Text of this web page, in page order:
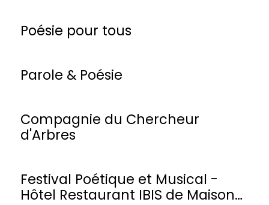
Poésie pour tous
Parole & Poésie
Compagnie du Chercheur
d'Arbres
Festival Poétique et Musical -
Hôtel Restaurant IBIS de Maisons-